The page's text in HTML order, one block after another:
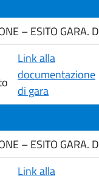
– ESITO GARA.
Link alla
documentazione
di gara
– ESITO
Link alla